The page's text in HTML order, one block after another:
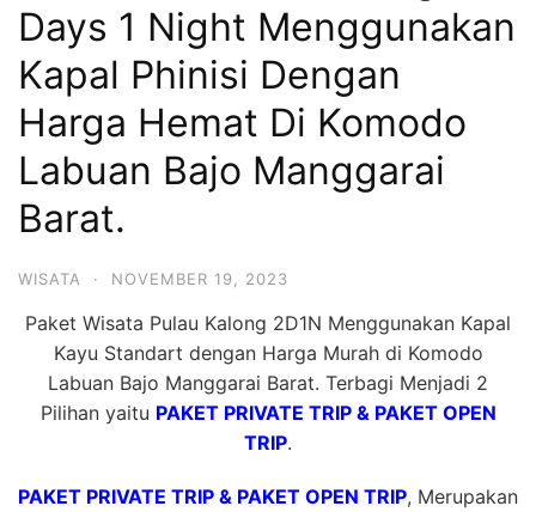
Hari
2
Malam,
2
Hari
Malam
Hari
Penuh
Days 1 Night Menggunakan
Kapal Phinisi Dengan
Harga Hemat Di Komodo
Labuan Bajo Manggarai
Barat.
WISATA · NOVEMBER 19, 2023
Paket Wisata Pulau Kalong 2D1N Menggunakan Kapal
Kayu Standart dengan Harga Murah di Komodo
Labuan Bajo Manggarai Barat. Terbagi Menjadi 2
Pilihan yaitu PAKET PRIVATE TRIP & PAKET OPEN
TRIP.
PAKET PRIVATE TRIP & PAKET OPEN TRIP, Merupakan